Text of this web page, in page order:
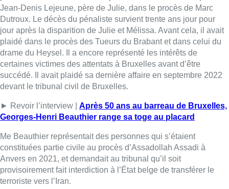
constituées partie civile au procès d’Assadollah Assadi à
Anvers en 2021, et demandait au tribunal qu’il soit
provisoirement fait interdiction à l’État belge de transférer le
terroriste vers l’Iran.
■ Reportage d’Arnaud Bruckner – Photo : Belga
Lire aussi :
Canicule : un record absolu de